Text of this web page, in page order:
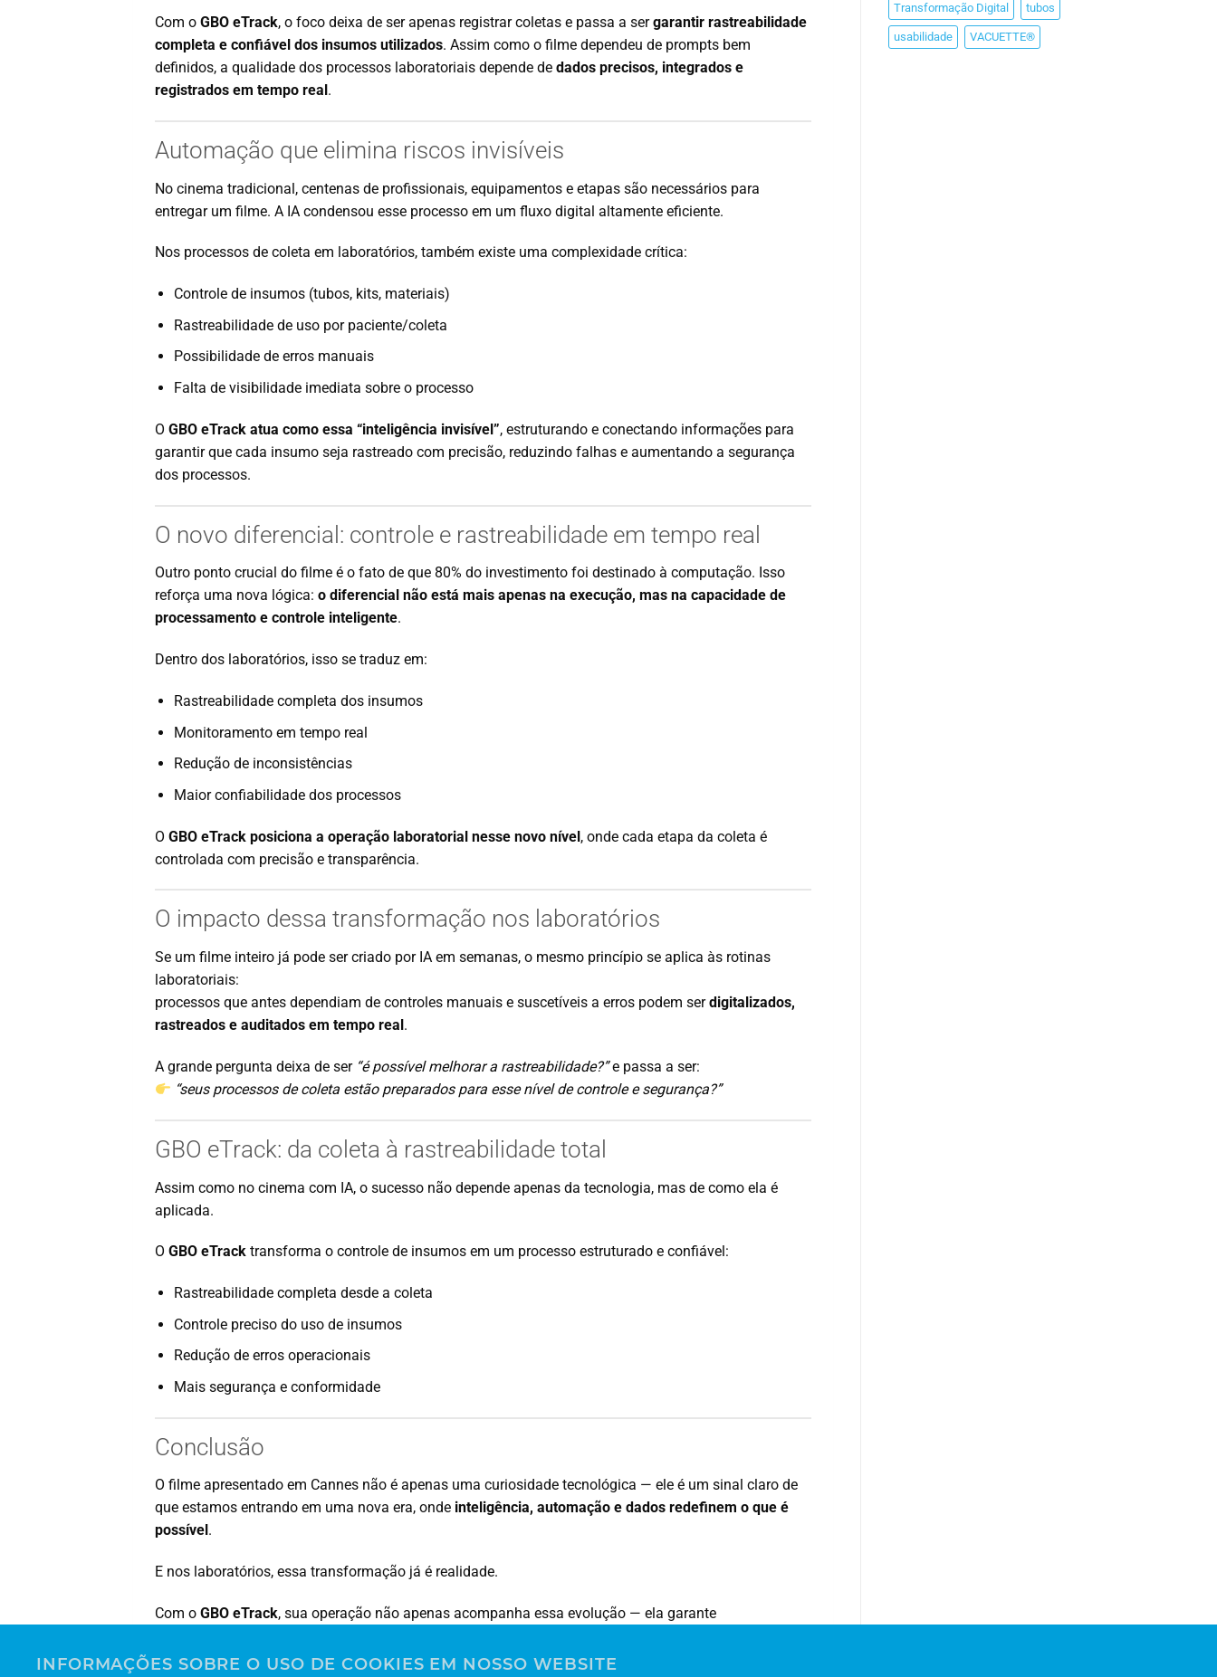
Com o GBO eTrack, o foco deixa de ser apenas registrar coletas e passa a sergarantir rastreabilidade
completa e confiável dos insumos utilizados. Assim como o filme dependeu de prompts bem
definidos, a qualidade dos processos laboratoriais depende de dados precisos, integrados e
registrados em tempo real.
Automação que elimina riscos invisíveis
No cinema tradicional, centenas de profissionais, equipamentos e etapas são necessários para
entregar um filme. A IA condensou esse processo em um fluxo digital altamente eficiente.
Nos processos de coleta em laboratórios, também existe uma complexidade crítica:
Controle de insumos (tubos, kits, materiais)
Rastreabilidade de uso por paciente/coleta
Possibilidade de erros manuais
Falta de visibilidade imediata sobre o processo
O GBO eTrack atua como essa “inteligência invisível”, estruturando e conectando informações para
garantir que cada insumo seja rastreado com precisão, reduzindo falhas e aumentando a segurança
dos processos.
O novo diferencial: controle e rastreabilidade em tempo real
Outro ponto crucial do filme é o fato de que 80% do investimento foi destinado à computação. Isso
reforça uma nova lógica: o diferencial não está mais apenas na execução, mas na capacidade de
processamento e controle inteligente.
Dentro dos laboratórios, isso se traduz em:
Rastreabilidade completa dos insumos
Monitoramento em tempo real
Redução de inconsistências
Maior confiabilidade dos processos
O GBO eTrack posiciona a operação laboratorial nesse novo nível, onde cada etapa da coleta é
controlada com precisão e transparência.
O impacto dessa transformação nos laboratórios
Se um filme inteiro já pode ser criado por IA em semanas, o mesmo princípio se aplica às rotinas
laboratoriais:
processos que antes dependiam de controles manuais e suscetíveis a erros podem serdigitalizados,
rastreados e auditados em tempo real.
A grande pergunta deixa de ser “é possível melhorar a rastreabilidade?”e passa a ser:
“seus processos de coleta estão preparados para esse nível de controle e segurança?”
GBO eTrack: da coleta à rastreabilidade total
Assim como no cinema com IA, o sucesso não depende apenas da tecnologia, mas de como ela é
aplicada.
O GBO eTrack transforma o controle de insumos em um processo estruturado e confiável:
Rastreabilidade completa desde a coleta
Controle preciso do uso de insumos
Redução de erros operacionais
Mais segurança e conformidade
Conclusão
O filme apresentado em Cannes não é apenas uma curiosidade tecnológica — ele é um sinal claro de
que estamos entrando em uma nova era, onde inteligência, automação e dados redefinem o que é
possível .
E nos laboratórios, essa transformação já é realidade.
Com o GBO eTrack, sua operação não apenas acompanha essa evolução — ela garante
Transformação Digital tubos
usabilidade VACUETTE®
INFORMAÇÕES SOBRE O USO DE COOKIES EM NOSSO WEBSITE